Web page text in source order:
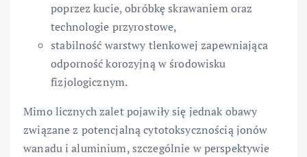
poprzez kucie, obróbkę skrawaniem oraz
technologie przyrostowe,
stabilność warstwy tlenkowej zapewniająca
odporność korozyjną w środowisku
fizjologicznym.
Mimo licznych zalet pojawiły się jednak obawy
związane z potencjalną cytotoksycznością jonów
wanadu i aluminium, szczególnie w perspektywie